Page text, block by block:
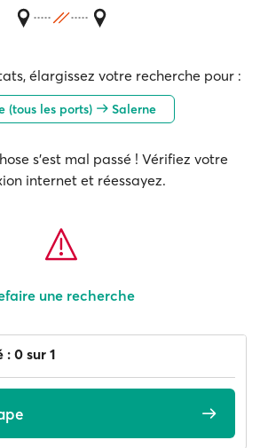
élargissez votre recherche pour :
(tous les ports) Salerne
s'est mal passé ! Vérifiez votre
internet et réessayez.
une recherche
0 sur 1